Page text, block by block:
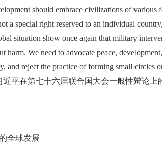
should embrace civilizations of various
a special right reserved to an individual
situation show once again that military
harm. We need to advocate peace,
and reject the practice of forming small circles
近平在第七十六届联合国大会一般性辩论上
全球发展